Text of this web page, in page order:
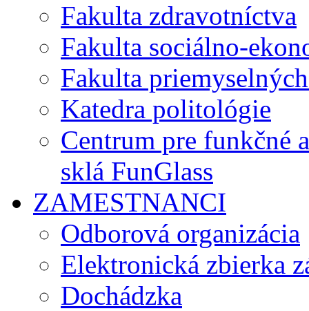
Fakulta zdravotníctva
Fakulta sociálno-
Fakulta
Katedra politológie
Centrum pre funkčné
sklá FunGlass
ZAMESTNANCI
Odborová organizácia
Elektronická zbierka
Dochádzka